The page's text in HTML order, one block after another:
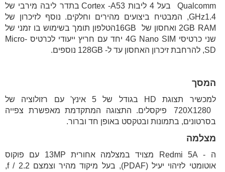
Qualcomm בעל 4 ליבות Cortex -A53 בתדר ליבה מירבי של
GHz1.4, המבטיח ביצועים מהירים וחלקים. נוסף לזיכרון של
2GB RAM ואחסון של 16GBהטלפון תומך בשימוש בו זמני של
שני כרטיסי 4G Nano SIM יחד עם חריץ ייעודי לכרטיס Micro-
SD, להרחבת זיכרון האחסון עד ל- 128GB נוספים.
המסך
למכשיר תצוגת HD בגודל של 5 אינץ' עם רזולוציה של
720X1280 פיקסלים. התצוגה המתקדמת מאפשרת צפייה
בסרטונים, בתמונות ובטקסט באופן חד וברור.
מצלמה
ה - Redmi 5A מצויד במצלמה אחורית 13MP עם פוקוס
אוטומטי לזיהוי יעיל (PDAF), בעל מיקוד מהיר וצמצם f / 2.2,